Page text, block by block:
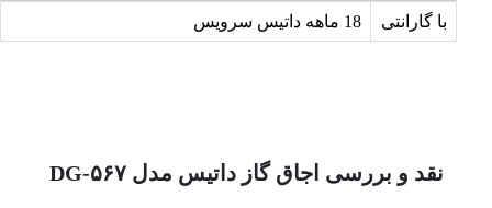
با گارانتی 18 ماهه داتیس سرویس
نقد و بررسی اجاق گاز داتیس مدل DG-۵۶۷